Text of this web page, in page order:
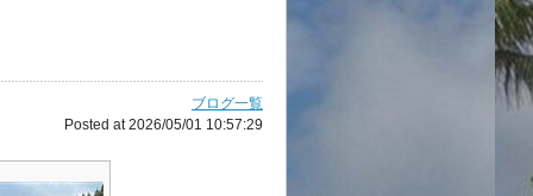
ブログ一覧
Posted at 2026/05/01 10:57:29